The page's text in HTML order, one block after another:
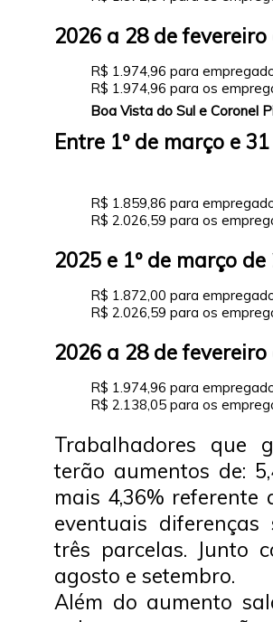
2026 a 28 de fevereiro
R$ 1.974,96 para
R$ 1.974,96 para os
Boa Vista do Sul e Coronel
Entre 1º de março e
R$ 1.859,86 para
R$ 2.026,59 para os
2025 e 1º de março de
R$ 1.872,00 para
R$ 2.026,59 para os
2026 a 28 de fevereiro
R$ 1.974,96 para
R$ 2.138,05 para os
Trabalhadores que
terão aumentos de:
mais 4,36% referente
eventuais
três parcelas. Junto
agosto e setembro.
Além do aumento